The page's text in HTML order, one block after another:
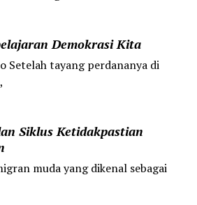
Demokrasi Kita
Setelah tayang perdananya di
Siklus Ketidakpastian
muda yang dikenal sebagai